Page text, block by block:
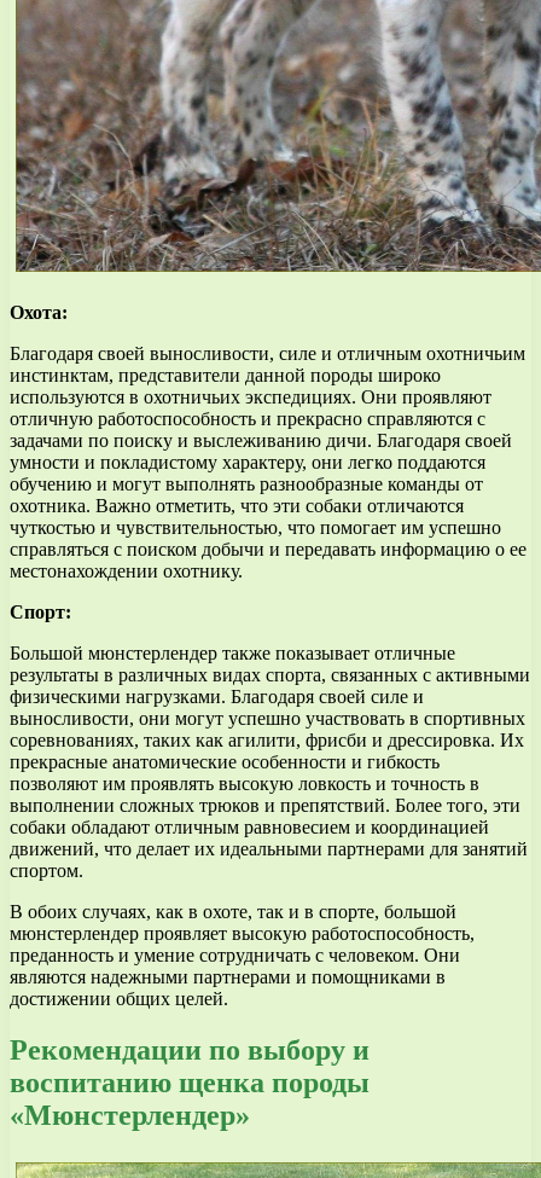
Охота:
Благодаря своей выносливости, силе и отличным охотничьим
инстинктам, представители данной породы широко
используются в охотничьих экспедициях. Они проявляют
отличную работоспособность и прекрасно справляются с
задачами по поиску и выслеживанию дичи. Благодаря своей
умности и покладистому характеру, они легко поддаются
обучению и могут выполнять разнообразные команды от
охотника. Важно отметить, что эти собаки отличаются
чуткостью и чувствительностью, что помогает им успешно
справляться с поиском добычи и передавать информацию о ее
местонахождении охотнику.
Спорт:
Большой мюнстерлендер также показывает отличные
результаты в различных видах спорта, связанных с активными
физическими нагрузками. Благодаря своей силе и
выносливости, они могут успешно участвовать в спортивных
соревнованиях, таких как агилити, фрисби и дрессировка. Их
прекрасные анатомические особенности и гибкость
позволяют им проявлять высокую ловкость и точность в
выполнении сложных трюков и препятствий. Более того, эти
собаки обладают отличным равновесием и координацией
движений, что делает их идеальными партнерами для занятий
спортом.
В обоих случаях, как в охоте, так и в спорте, большой
мюнстерлендер проявляет высокую работоспособность,
преданность и умение сотрудничать с человеком. Они
являются надежными партнерами и помощниками в
достижении общих целей.
Рекомендации по выбору и
воспитанию щенка породы
«Мюнстерлендер»